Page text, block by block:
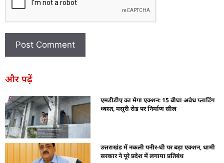
और पढ़ें
एमडीडीए का मेगा एक्शन: 15 बीघा अवैध प्लाटिंग
ध्वस्त, मसूरी रोड पर निर्माण सील
उत्तराखंड में नकली पनीर-घी पर बड़ा एक्शन, धामी
सरकार ने पूरे प्रदेश में लगाया प्रतिबंध